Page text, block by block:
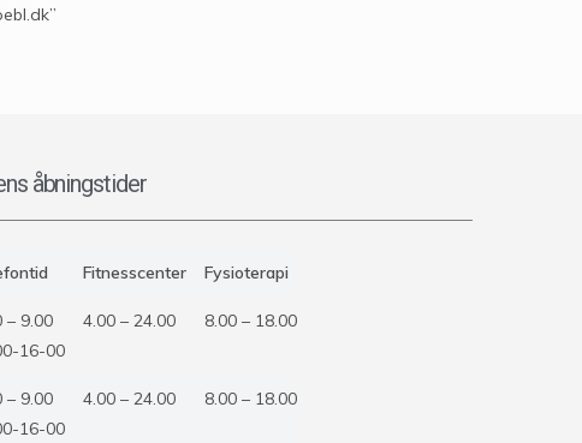
åbningstider
Fitnesscenter Fysioterapi
– 9.00
16-00
4.00 – 24.00 8.00 – 18.00
– 9.00
16-00
4.00 – 24.00 8.00 – 18.00